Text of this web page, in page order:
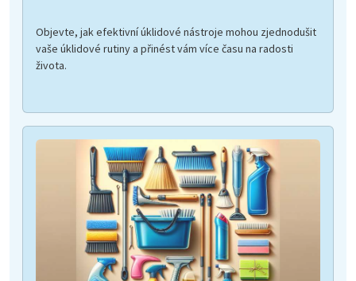
Objevte, jak efektivní úklidové nástroje mohou zjednodušit
vaše úklidové rutiny a přinést vám více času na radosti
života.